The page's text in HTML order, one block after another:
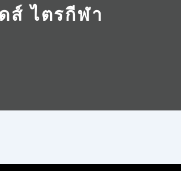
ไตรกีฬา